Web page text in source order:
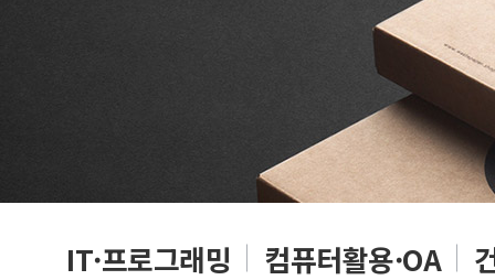
IT·프로그래밍 컴퓨터활용·OA